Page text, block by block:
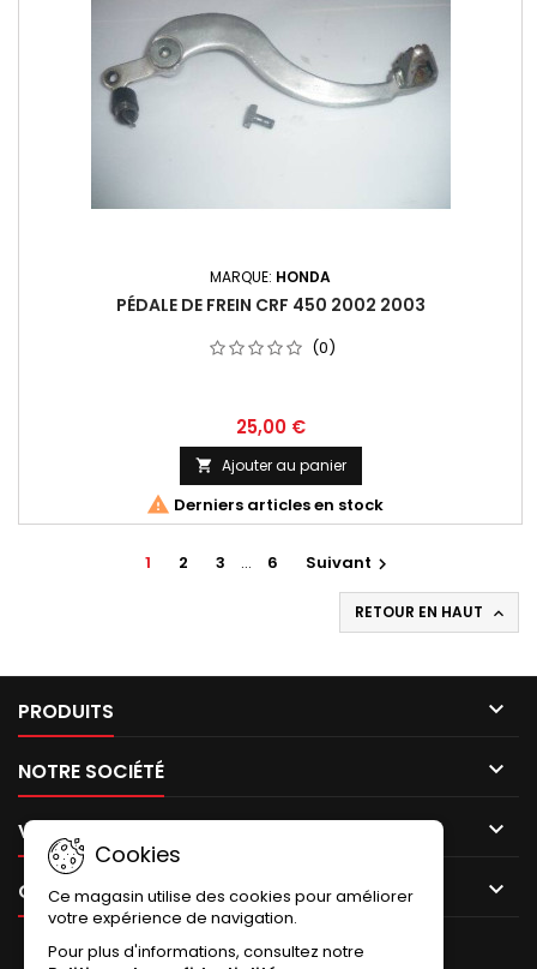
MARQUE: HONDA
PÉDALE DE FREIN CRF 450 2002 2003
(0)
25,00 €
 Ajouter au panier
 Derniers articles en stock
1 2 3 … 6 Suivant 
RETOUR EN HAUT 
PRODUITS 
NOTRE SOCIÉTÉ 
VOTRE COMPTE 
CONTACT 
Cookies
Ce magasin utilise des cookies pour améliorer
votre expérience de navigation.
Pour plus d'informations, consultez notre
LETTRE D'INFORMATIONS